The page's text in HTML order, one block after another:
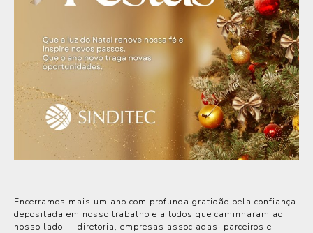
Encerramos mais um ano com profunda gratidão pela confiança
depositada em nosso trabalho e a todos que caminharam ao
nosso lado — diretoria, empresas associadas, parceiros e